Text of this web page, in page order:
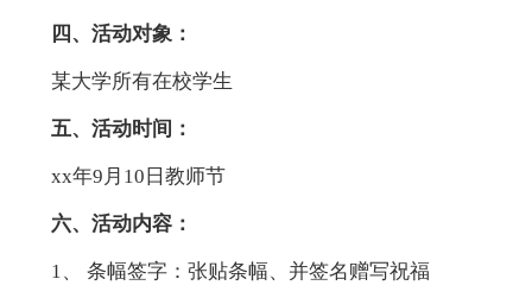
四、活动对象：
某大学所有在校学生
五、活动时间：
xx年9月10日教师节
六、活动内容：
1、 条幅签字：张贴条幅、并签名赠写祝福